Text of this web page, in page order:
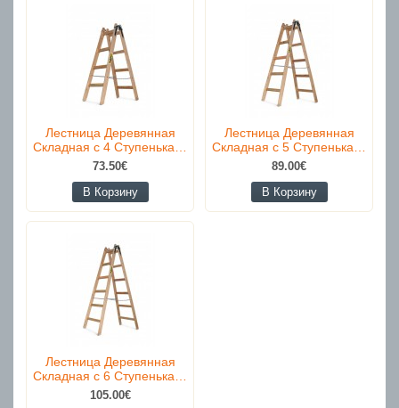
Лестница Деревянная
Складная с 4 Ступенька…
73.50€
В Корзину
Лестница Деревянная
Складная с 5 Ступенька…
89.00€
В Корзину
Лестница Деревянная
Складная с 6 Ступенька…
105.00€